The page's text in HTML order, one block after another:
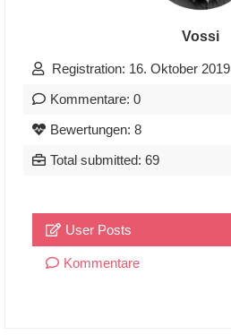
Vossi
Registration: 16. Oktober 2019
Kommentare: 0
Bewertungen: 8
Total submitted: 69
User Posts
Kommentare